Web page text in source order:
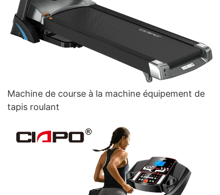
Machine de course à la machine équipement de
tapis roulant